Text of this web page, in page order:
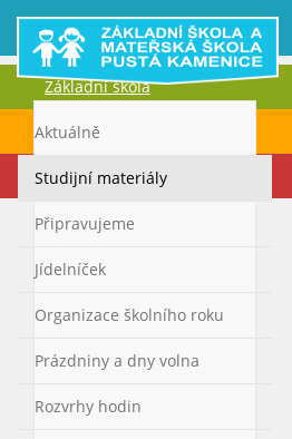
Základní škola
Mateřská škola
Kontakty
Aktuálně
Studijní materiály
Připravujeme
Jídelníček
Organizace školního roku
Prázdniny a dny volna
Rozvrhy hodin